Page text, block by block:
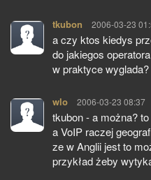
tkubon pisze:
2006-03-23
a czy ktos kiedys
do jakiegos
w praktyce wyglada?
wlo pisze:
2006-03-23 08:37
tkubon - a można?
a VoIP raczej
ze w Anglii jest to
przykład żeby